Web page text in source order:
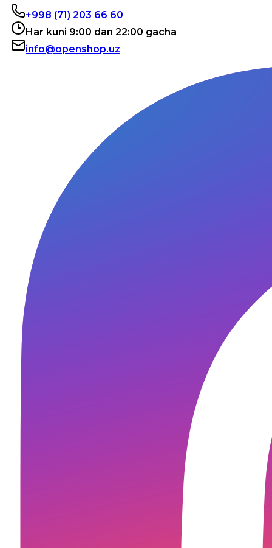
+998 (71) 203 66 60
Har kuni 9:00 dan 22:00 gacha
info@openshop.uz